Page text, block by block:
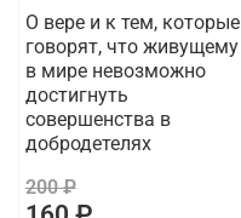
О вере и к тем, которые
говорят, что живущему
в мире невозможно
достигнуть
совершенства в
добродетелях
200 ₽